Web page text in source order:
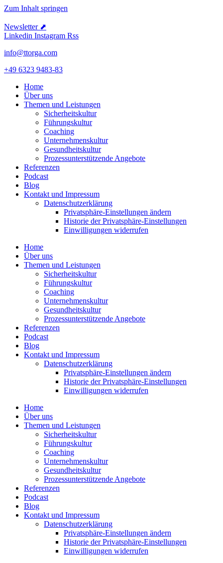
Zum Inhalt springen
Newsletter ⬈
Linkedin Instagram Rss
info@ttorga.com
+49 6323 9483-83
Home
Über uns
Themen und Leistungen
Sicher­heits­kultur
Führungs­kultur
Coaching
Unter­neh­mens­kultur
Gesund­heits­kultur
Prozess­un­ter­stüt­zende Angebote
Referenzen
Podcast
Blog
Kontakt und Impressum
Daten­schutz­er­klärung
Privat­sphäre-Einstel­lungen ändern
Historie der Privat­sphäre-Einstel­lungen
Einwil­li­gungen wider­rufen
Home
Über uns
Themen und Leistungen
Sicher­heits­kultur
Führungs­kultur
Coaching
Unter­neh­mens­kultur
Gesund­heits­kultur
Prozess­un­ter­stüt­zende Angebote
Referenzen
Podcast
Blog
Kontakt und Impressum
Daten­schutz­er­klärung
Privat­sphäre-Einstel­lungen ändern
Historie der Privat­sphäre-Einstel­lungen
Einwil­li­gungen wider­rufen
Home
Über uns
Themen und Leistungen
Sicher­heits­kultur
Führungs­kultur
Coaching
Unter­neh­mens­kultur
Gesund­heits­kultur
Prozess­un­ter­stüt­zende Angebote
Referenzen
Podcast
Blog
Kontakt und Impressum
Daten­schutz­er­klärung
Privat­sphäre-Einstel­lungen ändern
Historie der Privat­sphäre-Einstel­lungen
Einwil­li­gungen wider­rufen